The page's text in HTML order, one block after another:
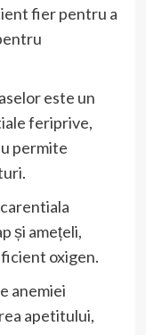
fier pentru a
este un
feriprive,
permite
și amețeli,
oxigen.
anemiei
apetitului,